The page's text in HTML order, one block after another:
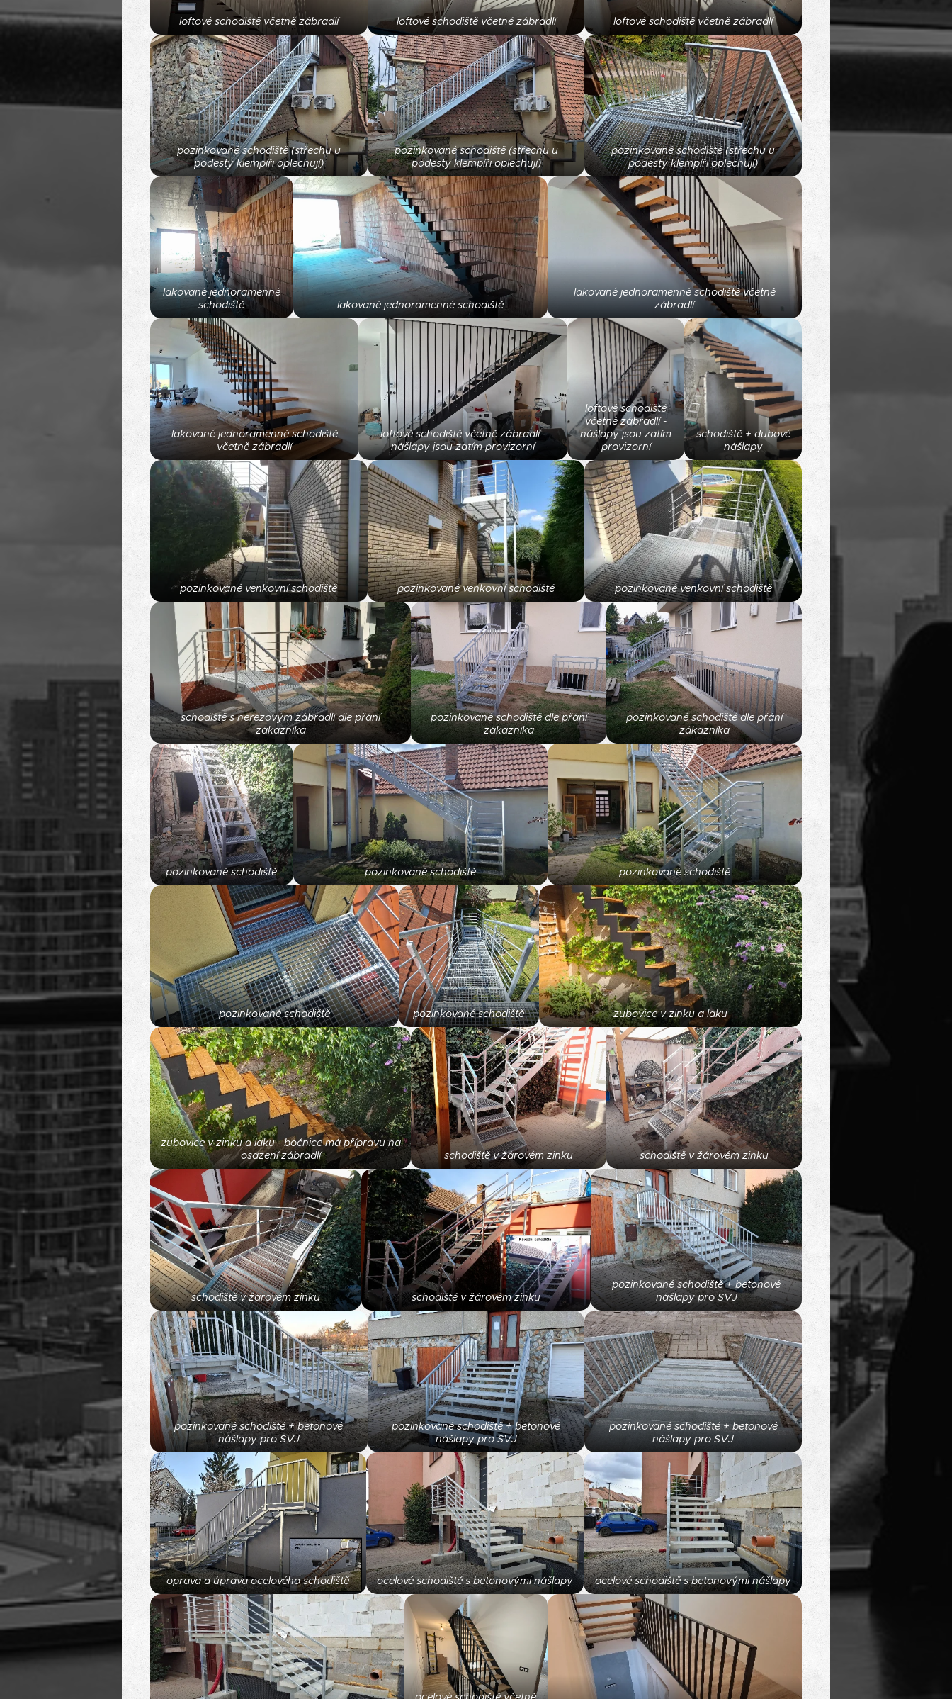
loftové schodiště včetně zábradlí loftové schodiště včetně zábradlí loftové schodiště včetně zábradlí
pozinkované schodiště (střechu u
podesty klempíři oplechují)
pozinkované schodiště (střechu u
podesty klempíři oplechují)
pozinkované schodiště (střechu u
podesty klempíři oplechují)
lakované jednoramenné
schodiště
lakované jednoramenné schodiště
lakované jednoramenné schodiště včetně
zábradlí
lakované jednoramenné schodiště
včetně zábradlí
loftové schodiště včetně zábradlí -
nášlapy jsou zatím provizorní
loftové schodiště
včetně zábradlí -
nášlapy jsou zatím
provizorní
schodiště + dubové
nášlapy
pozinkované venkovní schodiště pozinkované venkovní schodiště pozinkované venkovní schodiště
schodiště s nerezovým zábradlí dle přání
zákazníka
pozinkované schodiště dle přání
zákazníka
pozinkované schodiště dle přání
zákazníka
pozinkované schodiště pozinkované schodiště pozinkované schodiště
pozinkované schodiště pozinkované schodiště zubovice v zinku a laku
zubovice v zinku a laku - bočnice má přípravu na
osazení zábradlí
schodiště v žárovém zinku schodiště v žárovém zinku
schodiště v žárovém zinku schodiště v žárovém zinku
pozinkované schodiště + betonové
nášlapy pro SVJ
pozinkované schodiště + betonové
nášlapy pro SVJ
pozinkované schodiště + betonové
nášlapy pro SVJ
pozinkované schodiště + betonové
nášlapy pro SVJ
oprava a úprava ocelového schodiště ocelové schodiště s betonovými nášlapy ocelové schodiště s betonovými nášlapy